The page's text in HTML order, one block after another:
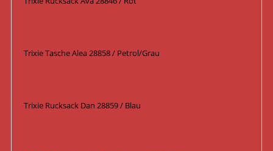
Trixie Tasche Alea 28858 / Petrol/Grau
Trixie Rucksack Dan 28859 / Blau